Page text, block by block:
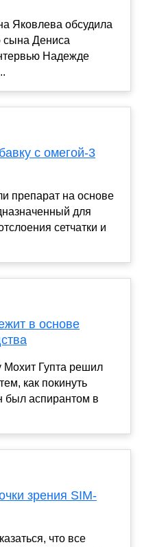
Яковлева обсудила
сына Дениса
Надежде
с омегой‑3
препарат на основе
для
сетчатки и
в основе
Гупта решил
как покинуть
был аспирантом в
зрения SIM-
что все